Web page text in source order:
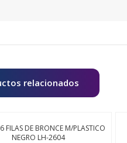
relacionados
FILAS DE BRONCE M/PLASTICO
NEGRO LH-2604